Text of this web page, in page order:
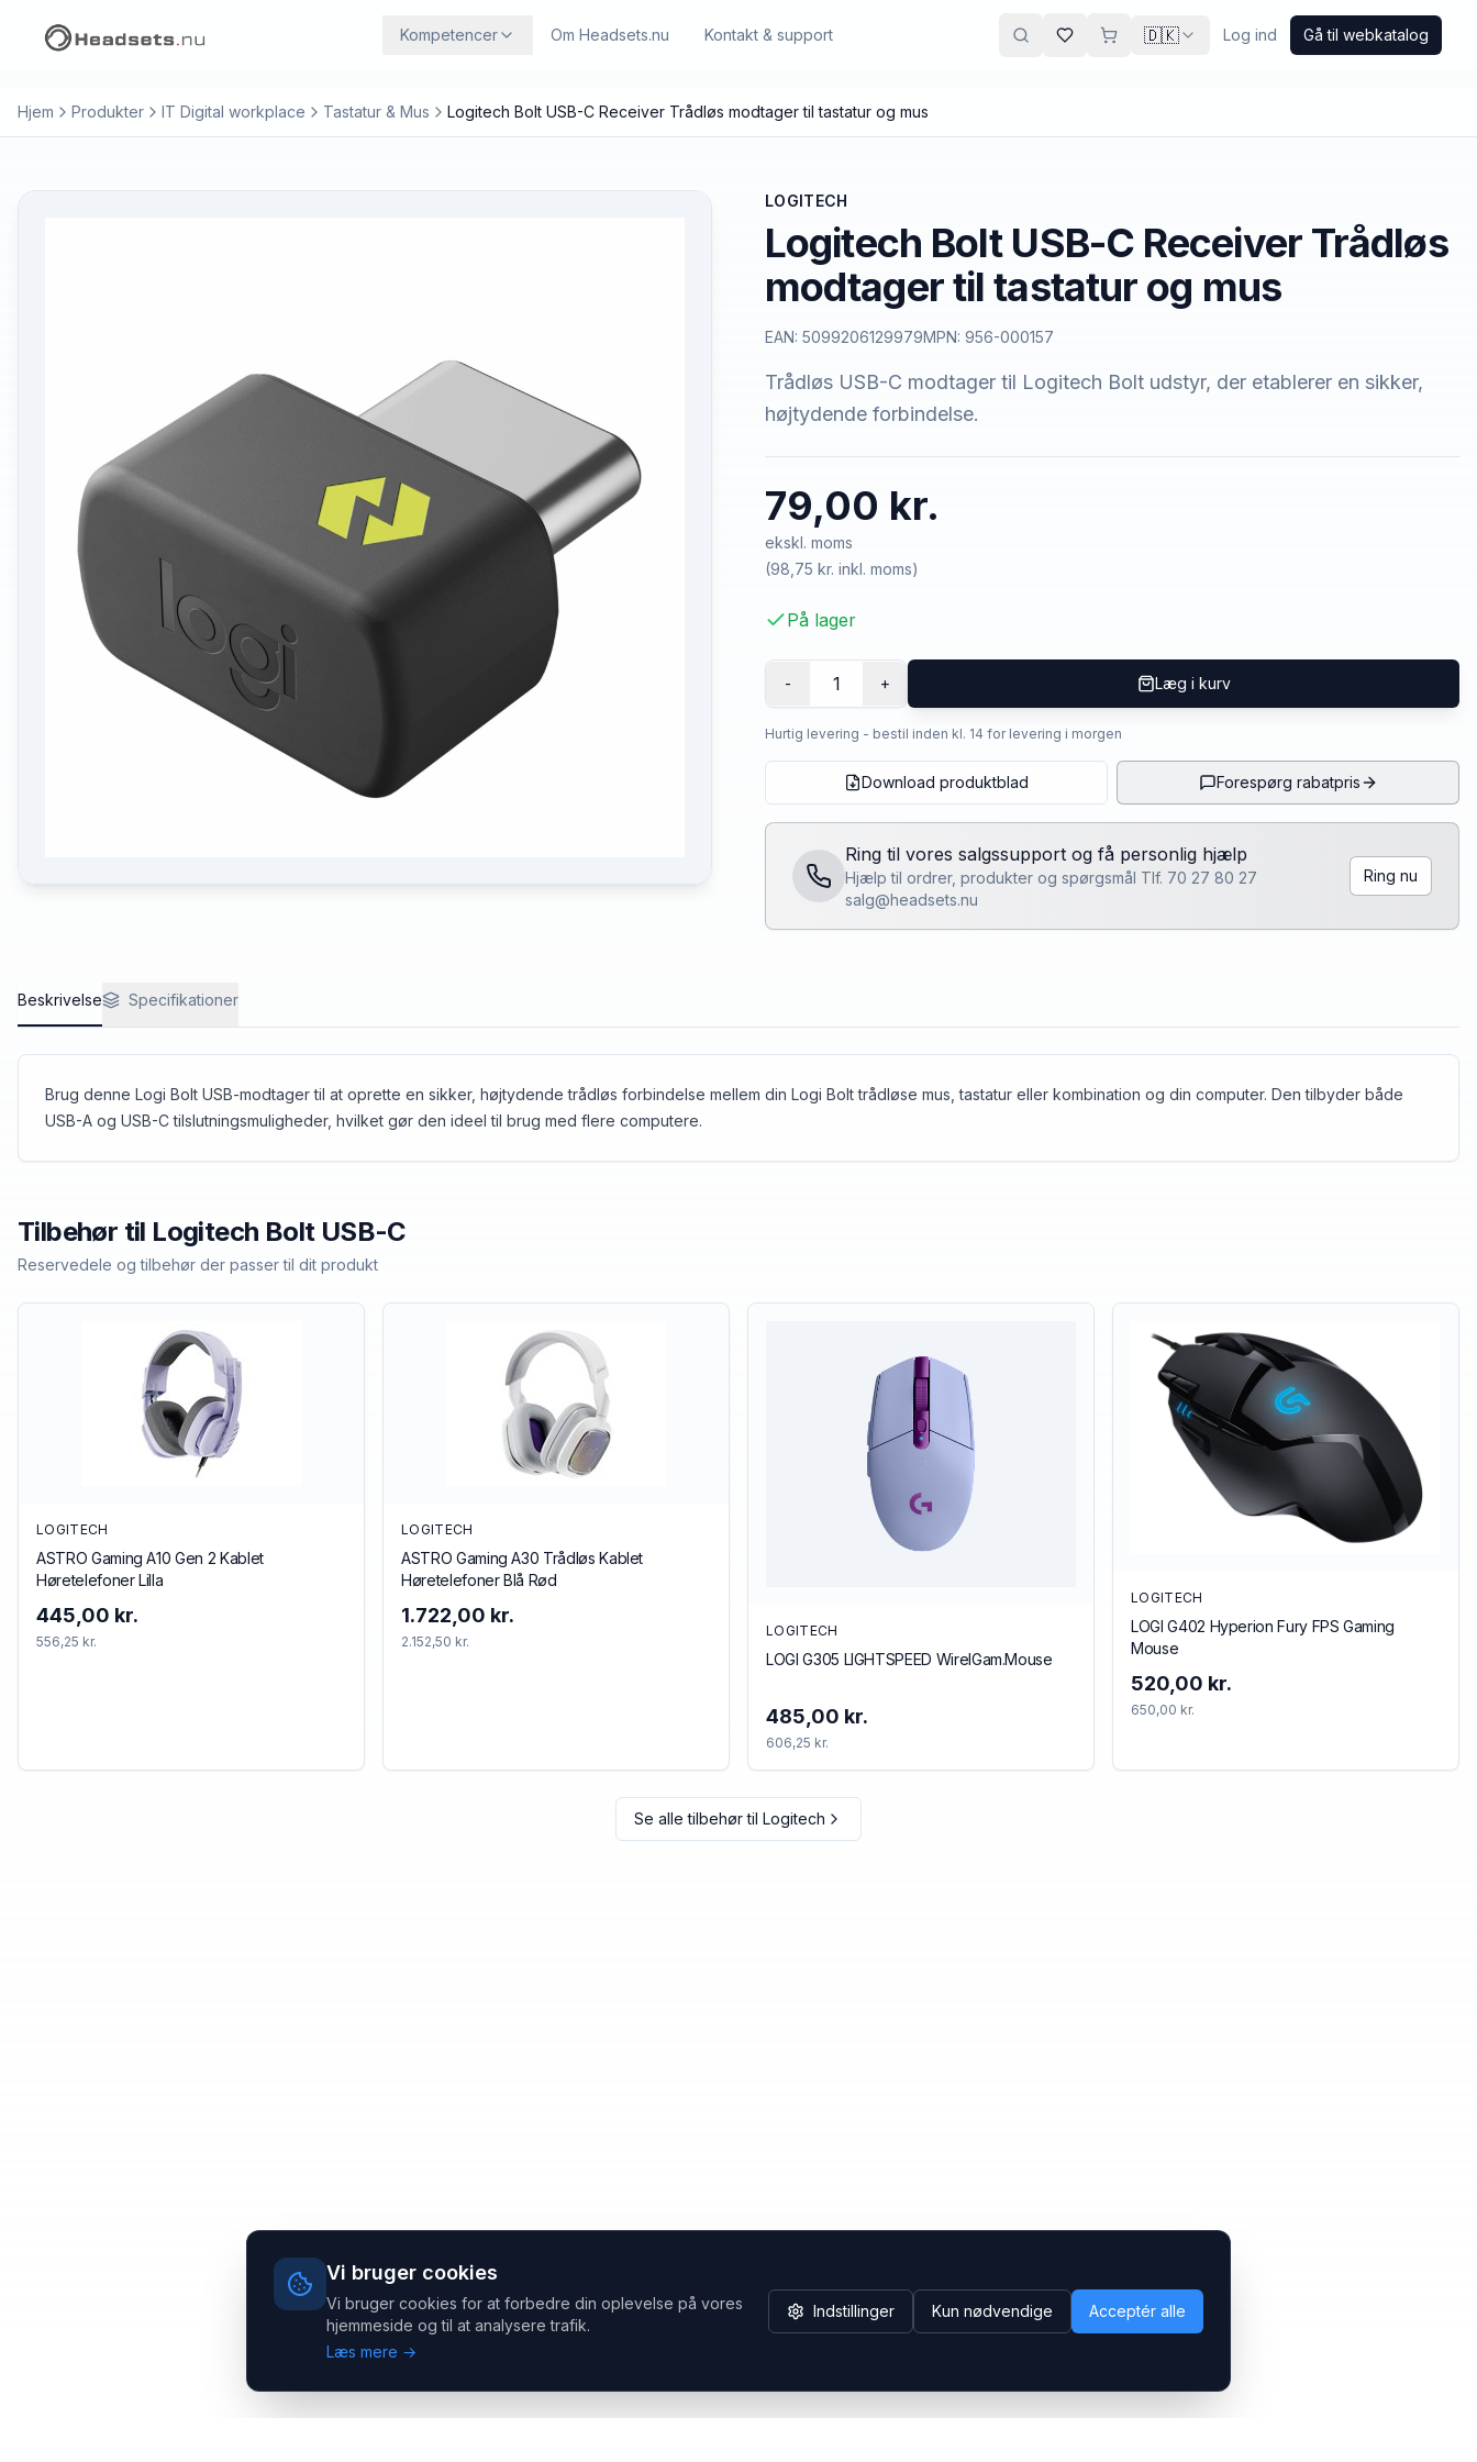
Vi bruger cookies
Vi bruger cookies for at forbedre din oplevelse på vores
hjemmeside og til at analysere trafik.
Læs mere →
Indstillinger Kun nødvendige Acceptér alle
Kompetencer Om Headsets.nu Kontakt & support 🇩🇰 Log ind Gå til webkatalog
Hjem Produkter IT Digital workplace Tastatur & Mus Logitech Bolt USB-C Receiver Trådløs modtager til tastatur og mus
LOGITECH
Logitech Bolt USB-C Receiver Trådløs
modtager til tastatur og mus
EAN: 5099206129979MPN: 956-000157
Trådløs USB-C modtager til Logitech Bolt udstyr, der etablerer en sikker,
højtydende forbindelse.
79,00 kr.
ekskl. moms
(98,75 kr. inkl. moms)
På lager
- 1 + Læg i kurv
Hurtig levering - bestil inden kl. 14 for levering i morgen
Download produktblad Forespørg rabatpris
Ring til vores salgssupport og få personlig hjælp
Hjælp til ordrer, produkter og spørgsmål Tlf. 70 27 80 27
salg@headsets.nu
Ring nu
Beskrivelse Specifikationer
Brug denne Logi Bolt USB-modtager til at oprette en sikker, højtydende trådløs forbindelse mellem din Logi Bolt trådløse mus, tastatur eller kombination og din computer. Den tilbyder både
USB-A og USB-C tilslutningsmuligheder, hvilket gør den ideel til brug med flere computere.
Tilbehør til Logitech Bolt USB-C
Reservedele og tilbehør der passer til dit produkt
LOGITECH
ASTRO Gaming A10 Gen 2 Kablet
Høretelefoner Lilla
445,00 kr.
556,25 kr.
LOGITECH
ASTRO Gaming A30 Trådløs Kablet
Høretelefoner Blå Rød
1.722,00 kr.
2.152,50 kr.
LOGITECH
LOGI G305 LIGHTSPEED WirelGam.Mouse
485,00 kr.
606,25 kr.
LOGITECH
LOGI G402 Hyperion Fury FPS Gaming
Mouse
520,00 kr.
650,00 kr.
Se alle tilbehør til Logitech